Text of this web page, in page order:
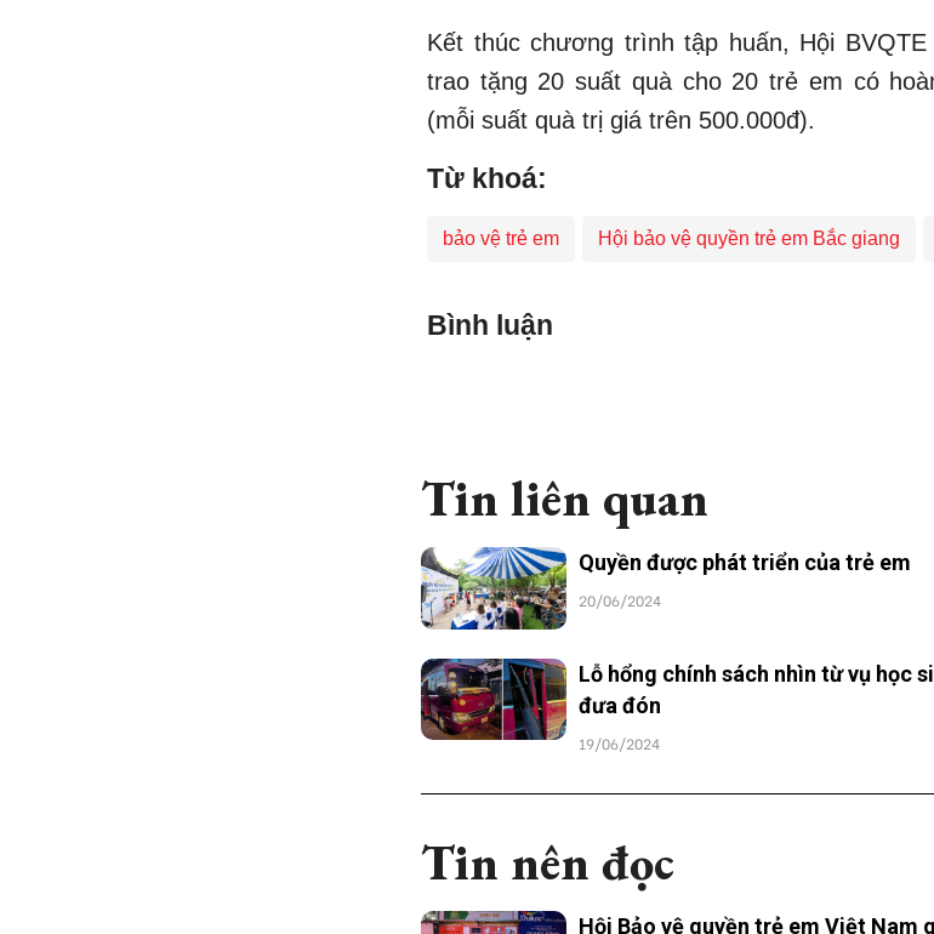
Kết thúc chương trình tập huấn, Hội
trao tặng 20 suất quà cho 20 trẻ em có
(mỗi suất quà trị giá trên 500.000đ).
Từ khoá:
bảo vệ trẻ em Hội bảo vệ quyền trẻ em Bắc giang
Bình luận
Tin liên quan
Quyền được phát triển của trẻ em
20/06/2024
Lỗ hổng chính sách nhìn từ vụ học
đưa đón
19/06/2024
Tin nên đọc
Hội Bảo vệ quyền trẻ em Việt Nam